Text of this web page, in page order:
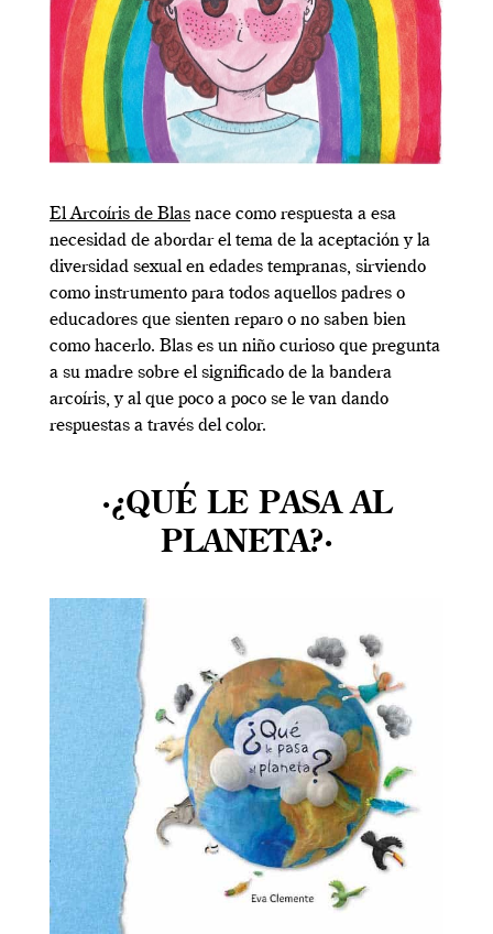
El Arcoíris de Blas nace como respuesta a esa
necesidad de abordar el tema de la aceptación y la
diversidad sexual en edades tempranas, sirviendo
como instrumento para todos aquellos padres o
educadores que sienten reparo o no saben bien
como hacerlo. Blas es un niño curioso que pregunta
a su madre sobre el significado de la bandera
arcoíris, y al que poco a poco se le van dando
respuestas a través del color.
·¿QUÉ LE PASA AL
PLANETA?·